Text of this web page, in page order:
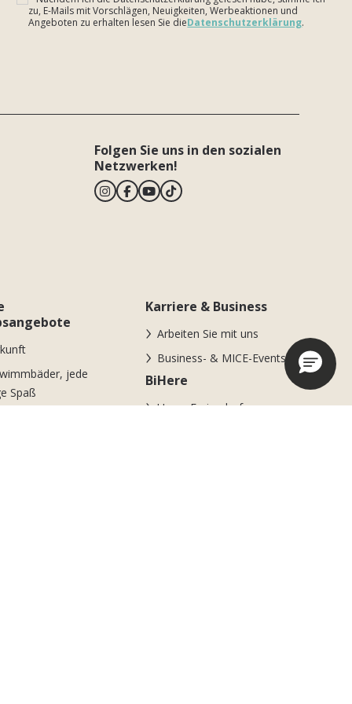
zu, E-Mails mit Vorschlägen, Neuigkeiten, Werbeaktionen und
Angeboten zu erhalten lesen Sie dieDatenschutzerklärung.
Folgen Sie uns in den sozialen
Netzwerken!
jede
Spaß
Karriere & Business
Arbeiten Sie mit uns
Business- & MICE-Events
BiHere
Unser Feriendorf